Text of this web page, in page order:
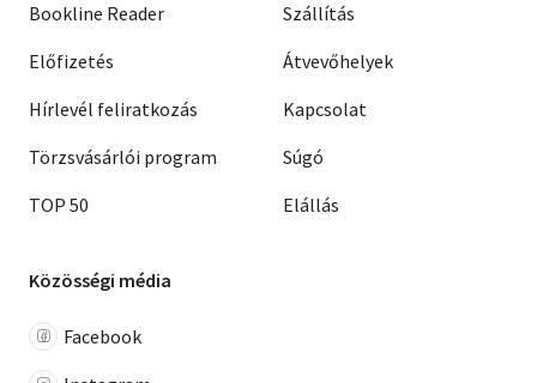
Bookline Reader
Előfizetés
Hírlevél feliratkozás
Törzsvásárlói program
TOP 50
Szállítás
Átvevőhelyek
Kapcsolat
Súgó
Elállás
Közösségi média
Facebook